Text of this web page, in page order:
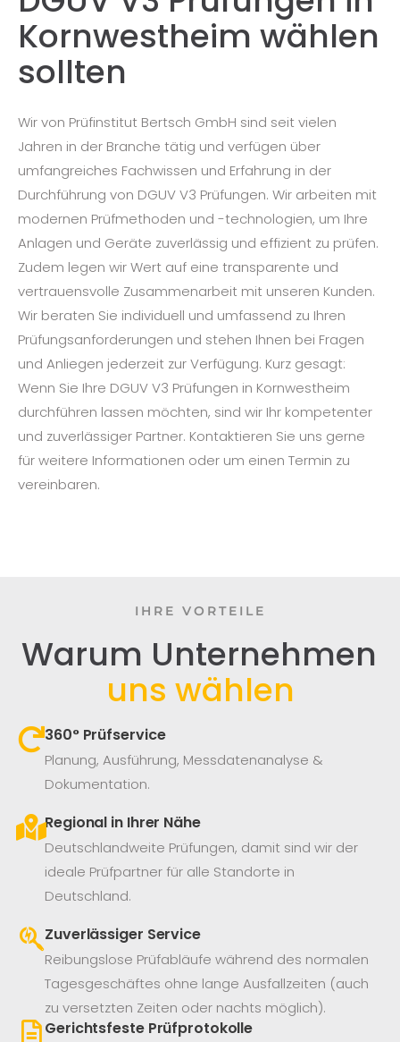
Kornwestheim wählen
sollten
Wir von Prüfinstitut Bertsch GmbH sind seit vielen
Jahren in der Branche tätig und verfügen über
umfangreiches Fachwissen und Erfahrung in der
Durchführung von DGUV V3 Prüfungen. Wir arbeiten mit
modernen Prüfmethoden und -technologien, um Ihre
Anlagen und Geräte zuverlässig und effizient zu prüfen.
Zudem legen wir Wert auf eine transparente und
vertrauensvolle Zusammenarbeit mit unseren Kunden.
Wir beraten Sie individuell und umfassend zu Ihren
Prüfungsanforderungen und stehen Ihnen bei Fragen
und Anliegen jederzeit zur Verfügung. Kurz gesagt:
Wenn Sie Ihre DGUV V3 Prüfungen in Kornwestheim
durchführen lassen möchten, sind wir Ihr kompetenter
und zuverlässiger Partner. Kontaktieren Sie uns gerne
für weitere Informationen oder um einen Termin zu
vereinbaren.
IHRE VORTEILE
Warum Unternehmen
uns wählen
360° Prüfservice​
Planung, Ausführung, Messdatenanalyse &
Dokumentation.
Regional in Ihrer Nähe
Deutschlandweite Prüfungen, damit sind wir der
ideale Prüfpartner für alle Standorte in
Deutschland.
Zuverlässiger Service
Reibungslose Prüfabläufe während des normalen
Tagesgeschäftes ohne lange Ausfallzeiten (auch
zu versetzten Zeiten oder nachts möglich).
Gerichtsfeste Prüfprotokolle